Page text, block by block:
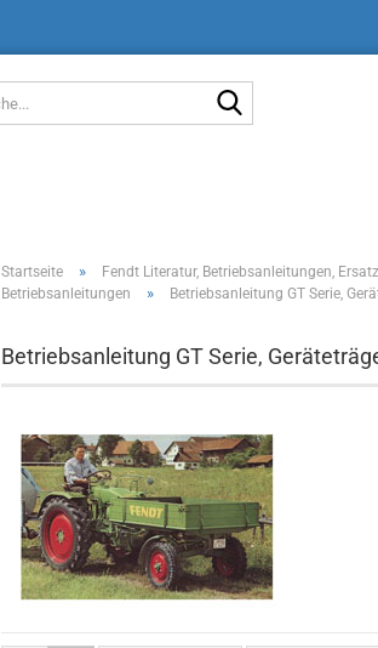
Startseite » Fendt Literatur, Betriebsanleitungen,
Betriebsanleitungen » Betriebsanleitung GT Serie,
Betriebsanleitung GT Serie,